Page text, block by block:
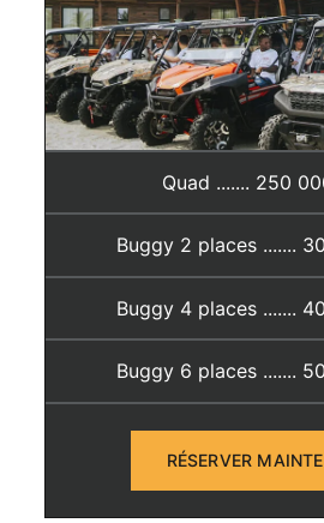
Quad ....... 250
Buggy 2 places .......
Buggy 4 places .......
Buggy 6 places .......
RÉSERVER